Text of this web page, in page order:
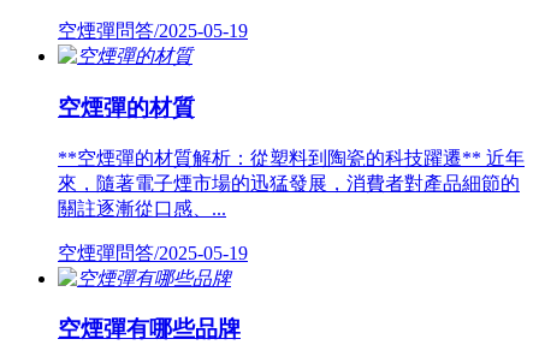
空煙彈問答/2025-05-19
空煙彈的材質
**空煙彈的材質解析：從塑料到陶瓷的科技躍遷** 近年
來，隨著電子煙市場的迅猛發展，消費者對產品細節的
關註逐漸從口感、...
空煙彈問答/2025-05-19
空煙彈有哪些品牌